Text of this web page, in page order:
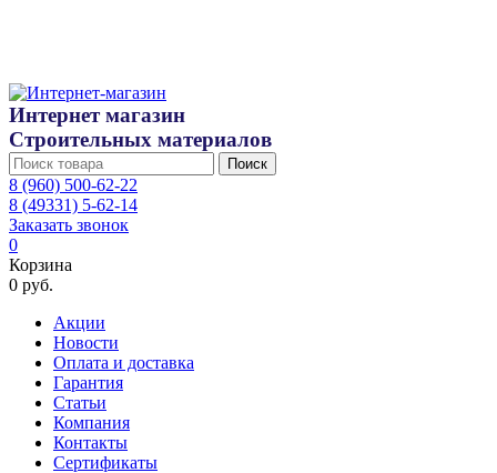
Интернет магазин
Строительных материалов
Поиск
8 (960) 500-62-22
8 (49331) 5-62-14
Заказать звонок
0
Корзина
0 руб.
Акции
Новости
Оплата и доставка
Гарантия
Статьи
Компания
Контакты
Сертификаты